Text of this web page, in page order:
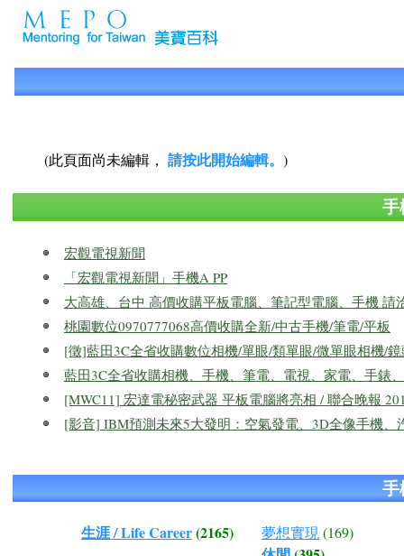
(此頁面尚未編輯， 請按此開始編輯。 )
手
宏觀電視新聞
「宏觀電視新聞」手機A PP
大高雄、台中 高價收購平板電腦、筆記型電腦、手機 請
桃園數位0970777068高價收購全新/中古手機/筆電/平板
[徵]藍田3C全省收購數位相機/單眼/類單眼/微單眼相機/
藍田3C全省收購相機、手機、筆電、電視、家電、手錶
[MWC11] 宏達電秘密武器 平板電腦將亮相 / 聯合晚報
[影音] IBM預測未來5大發明：空氣發電、3D全像手機
手
生涯 / Life Career(2165) 夢想實現(169)